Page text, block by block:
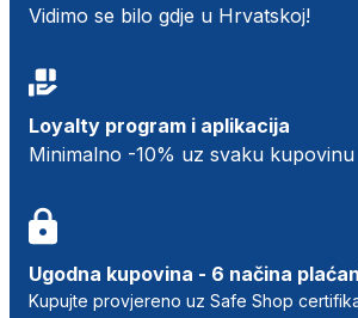
Vidimo se bilo gdje u Hrvatskoj!
Loyalty program i aplikacija
Minimalno -10% uz svaku kupovinu
Ugodna kupovina - 6 načina
Kupujte provjereno uz Safe Shop